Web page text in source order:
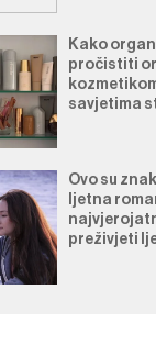
Kako
pročistiti
savjetima
Ovo su
ljetna
preživjeti